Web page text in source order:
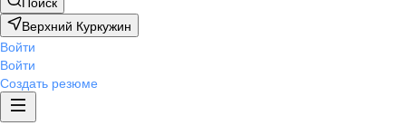
Верхний Куркужин
Войти
Войти
Создать резюме